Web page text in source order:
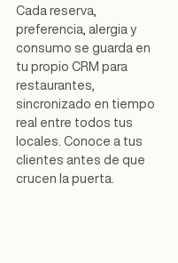
Cada reserva,
preferencia, alergia y
consumo se guarda en
tu propio CRM para
restaurantes,
sincronizado en tiempo
real entre todos tus
locales. Conoce a tus
clientes antes de que
crucen la puerta.